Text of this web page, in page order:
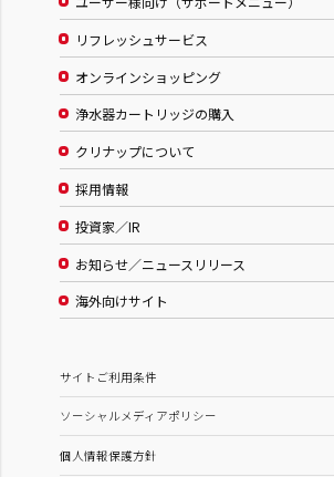
リフレッシュサービス
オンラインショッピング
浄水器カートリッジの購入
クリナップについて
採用情報
投資家／IR
お知らせ／ニュースリリース
海外向けサイト
サイトご利用条件
ソーシャルメディアポリシー
個人情報保護方針